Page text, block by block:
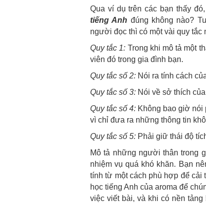
Qua ví dụ trên các bạn thấy
tiếng Anh đúng không nào?
người đọc thì có một vài quy tắc
Quy tắc 1: Trong khi mô tả một
viên đó trong gia đình bạn.
Quy tắc số 2: Nói ra tính cách
Quy tắc số 3: Nói về sở thích
Quy tắc số 4: Không bao giờ nói
vì chỉ đưa ra những thông tin
Quy tắc số 5: Phải giữ thái độ
Mô tả những người thân trong
nhiệm vụ quá khó khăn. Bạn
tính từ một cách phù hợp để cải
học tiếng Anh của aroma để
việc viết bài, và khi có nền